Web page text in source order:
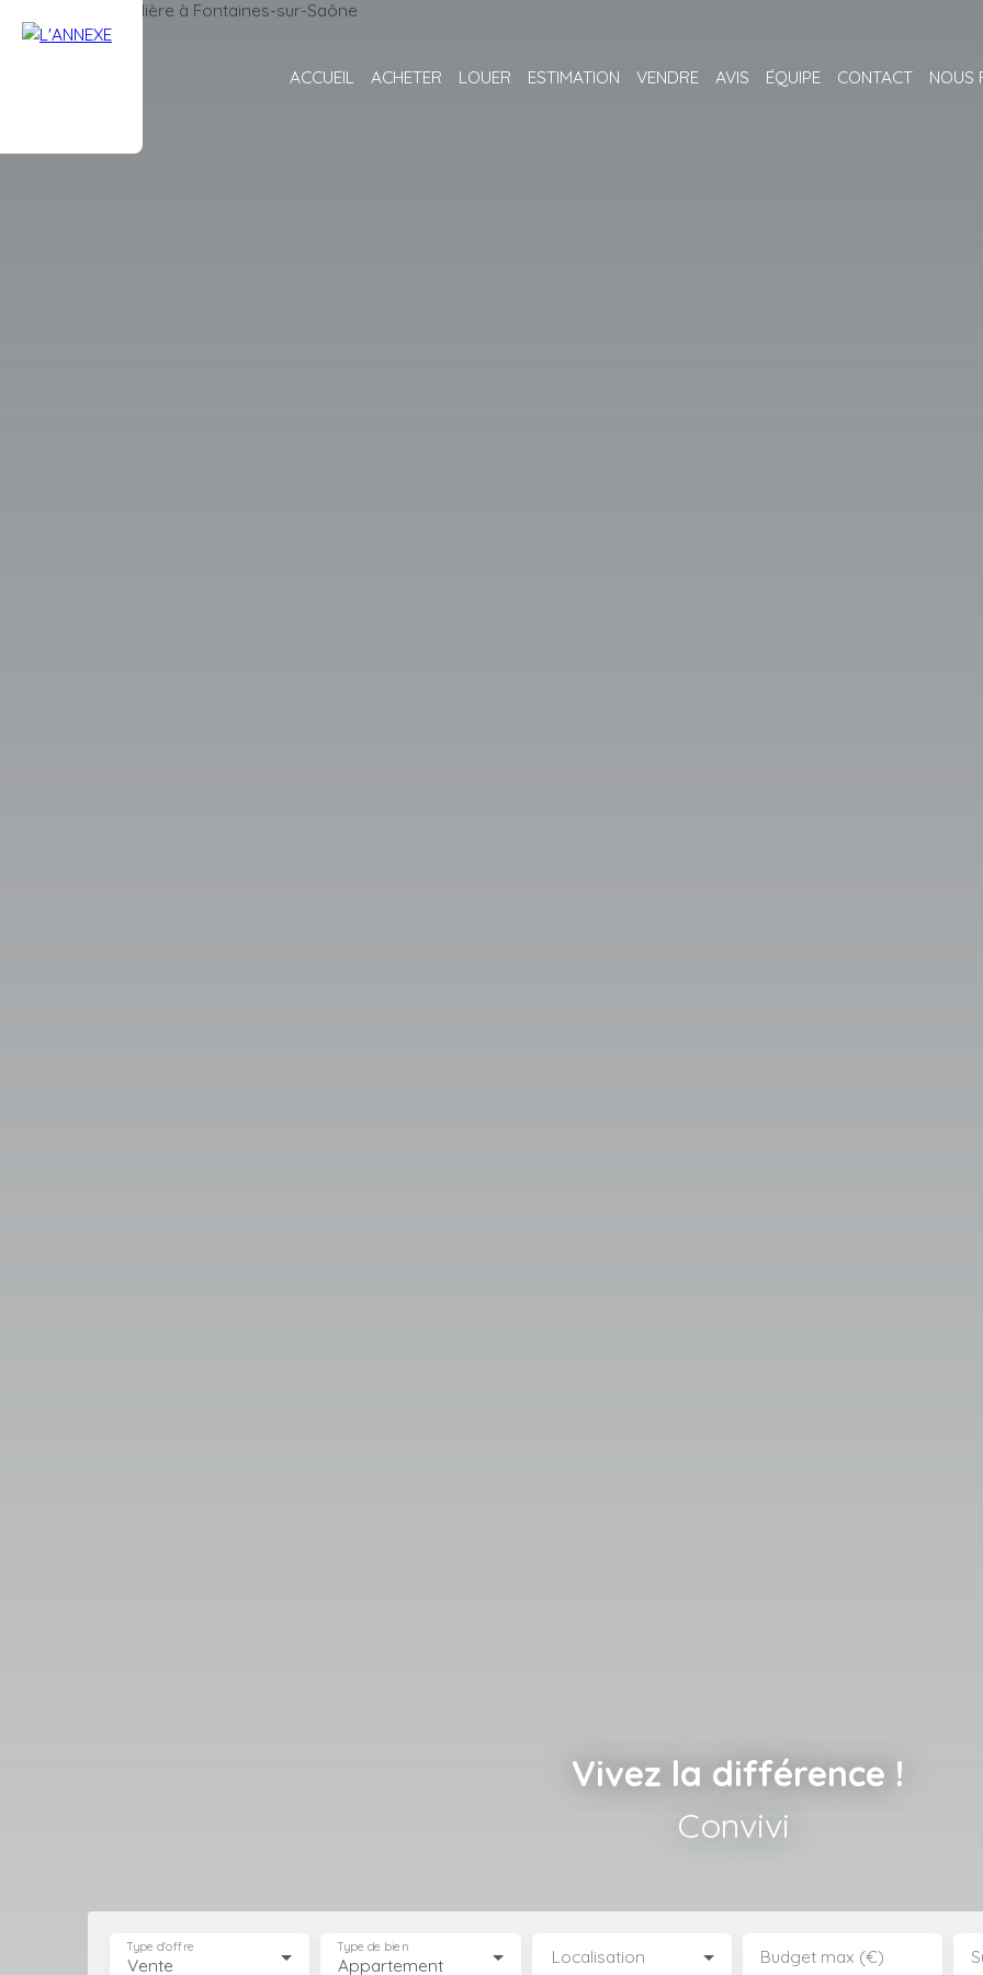
ACCUEIL ACHETER LOUER ESTIMATION VENDRE AVIS ÉQUIPE CONTACT NOUS
Vivez la différence !
Convivialité
Vente
Type d'offre
Appartement
Type de bien Localisation Budget max (€)